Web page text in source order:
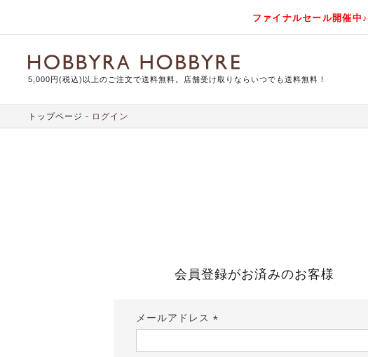
ファイナルセール開催中♪
5,000円(税込)以上のご注文で送料無料。店舗受け取りならいつでも送料無料！
トップページ ログイン
会員登録がお済みのお客様
メールアドレス
須)